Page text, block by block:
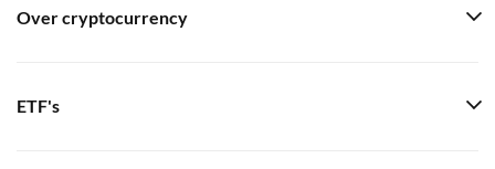
Over cryptocurrency
ETF's